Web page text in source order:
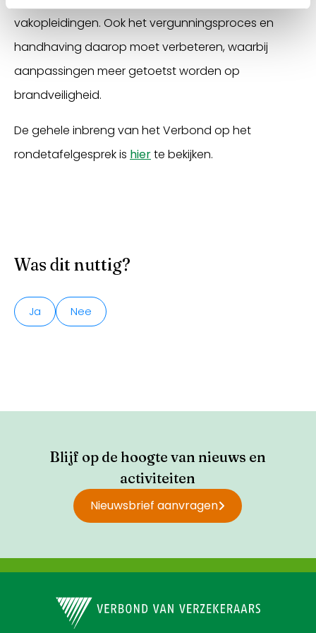
vakopleidingen. Ook het vergunningsproces en
handhaving daarop moet verbeteren, waarbij
aanpassingen meer getoetst worden op
brandveiligheid.
De gehele inbreng van het Verbond op het
rondetafelgesprek is hierte bekijken.
Was dit nuttig?
Ja Nee
Blijf op de hoogte van nieuws en
activiteiten
Nieuwsbrief aanvragen